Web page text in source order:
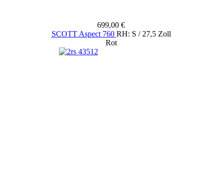
699,00 €
SCOTT Aspect 760 RH: S / 27,5 Zoll
Rot